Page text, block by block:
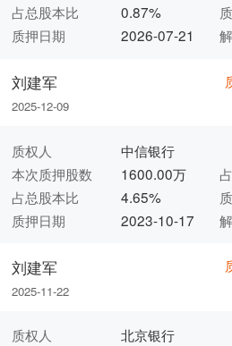
占总股本比
0.87%
质押日期
2026-07-21
刘建军
2025-12-09
质权人
中信银行
本次质押股数
1600.00万
占总股本比
4.65%
质押日期
2023-10-17
刘建军
2025-11-22
质权人
北京银行